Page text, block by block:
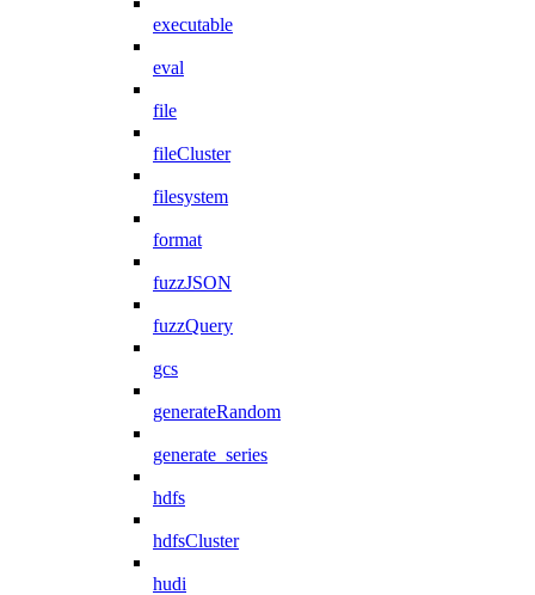
executable
eval
file
fileCluster
filesystem
format
fuzzJSON
fuzzQuery
gcs
generateRandom
generate_series
hdfs
hdfsCluster
hudi